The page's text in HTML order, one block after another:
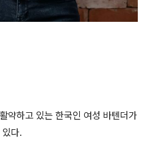
약하고 있는 한국인 여성 바텐더가
있다.